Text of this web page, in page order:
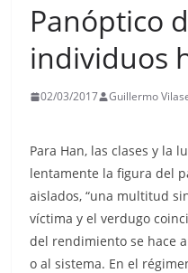
Panóptico
individuos
02/03/2017 Guillermo
Para Han, las clases y la
lentamente la figura del
aislados, “una multitud
víctima y el verdugo
del rendimiento se hace
o al sistema. En el